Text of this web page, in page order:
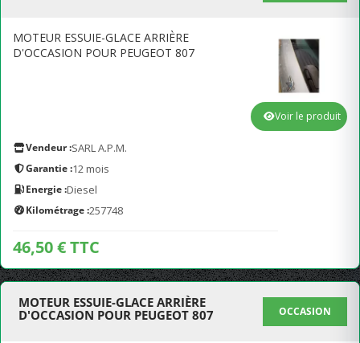
MOTEUR ESSUIE-GLACE ARRIÈRE
D'OCCASION POUR PEUGEOT 807
Vendeur :SARL A.P.M.
Garantie :12 mois
Energie :Diesel
Kilométrage :257748
46,50 € TTC
Voir le produit
MOTEUR ESSUIE-GLACE ARRIÈRE
D'OCCASION POUR PEUGEOT 807
OCCASION